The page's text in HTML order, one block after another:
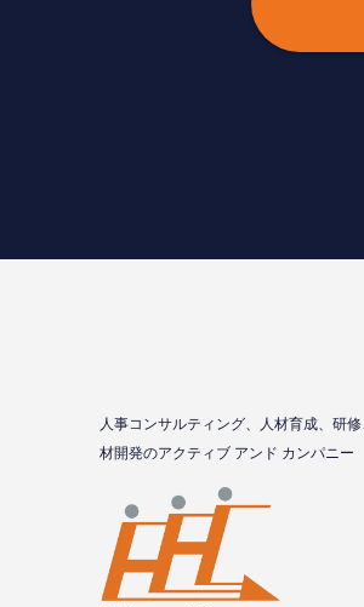
⼈事コンサルティング、⼈材育成、研修
材開発のアクティブ アンド カンパニー